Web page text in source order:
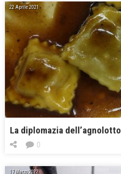
22 Aprile 2021
La diplomazia dell’agnolotto
0
17 Marzo 2022